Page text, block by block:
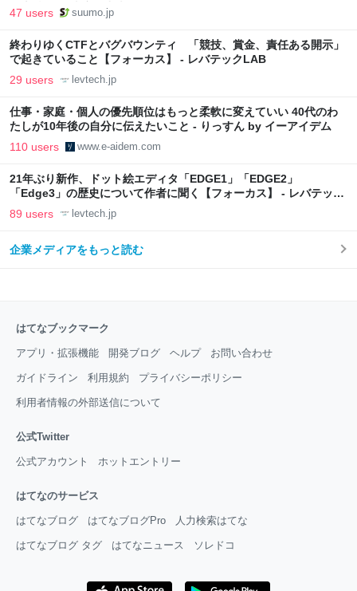
向上”戦略 東京・中央区
47 users suumo.jp
終わりゆくCTFとバグバウンティ 「競技、賞金、責任ある開示」
で起きていること【フォーカス】 - レバテックLAB
29 users levtech.jp
仕事・家庭・個人の優先順位はもっと柔軟に変えていい 40代のわ
たしが10年後の自分に伝えたいこと - りっすん by イーアイデム
110 users www.e-aidem.com
21年ぶり新作、ドット絵エディタ「EDGE1」「EDGE2」
「Edge3」の歴史について作者に聞く【フォーカス】 - レバテック
LAB
89 users levtech.jp
企業メディアをもっと読む
はてなブックマーク
アプリ・拡張機能 開発ブログ ヘルプ お問い合わせ
ガイドライン 利用規約 プライバシーポリシー
利用者情報の外部送信について
公式Twitter
公式アカウント ホットエントリー
はてなのサービス
はてなブログ はてなブログPro 人力検索はてな
はてなブログ タグ はてなニュース ソレドコ